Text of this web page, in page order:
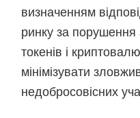
визначенням
ринку за порушення
токенів і
мінімізувати
недобросовісних